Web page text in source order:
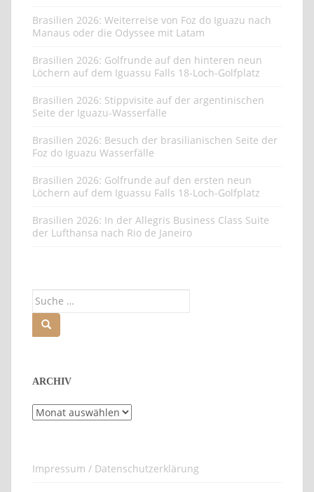
Brasilien 2026: Weiterreise von Foz do Iguazu nach
Manaus oder die Odyssee mit Latam
Brasilien 2026: Golfrunde auf den hinteren neun
Löchern auf dem Iguassu Falls 18-Loch-Golfplatz
Brasilien 2026: Stippvisite auf der argentinischen
Seite der Iguazu-Wasserfälle
Brasilien 2026: Besuch der brasilianischen Seite der
Foz do Iguazu Wasserfälle
Brasilien 2026: Golfrunde auf den ersten neun
Löchern auf dem Iguassu Falls 18-Loch-Golfplatz
Brasilien 2026: In der Allegris Business Class Suite
der Lufthansa nach Rio de Janeiro
ARCHIV
Archiv
Impressum / Datenschutzerklärung